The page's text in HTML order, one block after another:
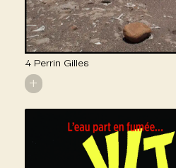
4 Perrin Gilles
+